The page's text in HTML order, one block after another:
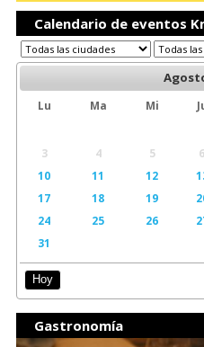
Calendario de eventos
Lu Ma Mi
3
4 5 6
10
11 12
17
18 19
24
25 26
31
Hoy
Gastronomía